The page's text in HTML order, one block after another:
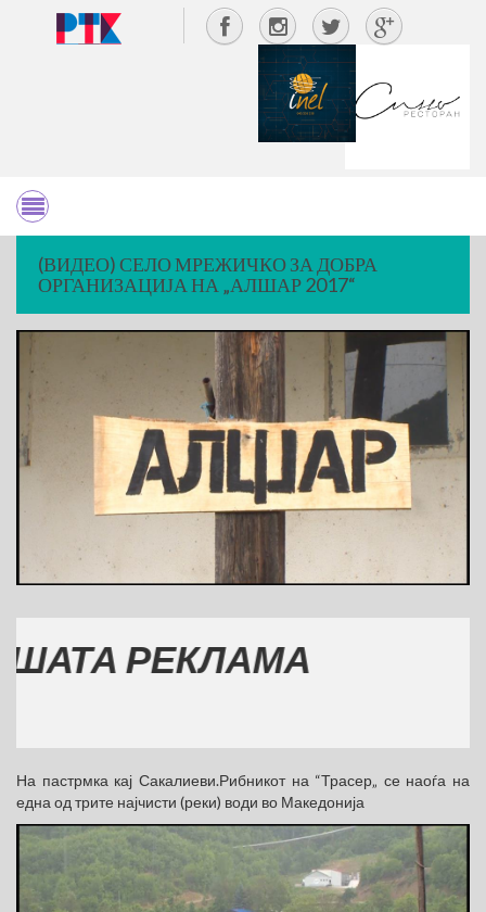
(ВИДЕО) СЕЛО МРЕЖИЧКО ЗА ДОБРА
ОРГАНИЗАЦИЈА НА „АЛШАР 2017“
РЕКЛАМА
На пастрмка кај Сакалиеви.Рибникот на “Трасер„ се наоѓа на
една од трите најчисти (реки) води во Македонија